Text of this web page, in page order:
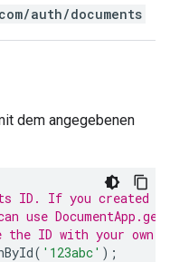
auth/documents
dem angegebenen
ID. If you created
use
the ID with your own.
( '123abc' );